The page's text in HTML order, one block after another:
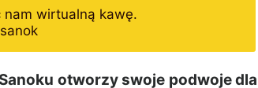
nam wirtualną kawę.
otworzy swoje podwoje dla